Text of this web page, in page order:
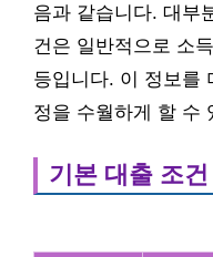
음과 같습니다. 대부
건은 일반적으로 소
등입니다. 이 정보를
정을 수월하게 할 수
기본 대출 조건